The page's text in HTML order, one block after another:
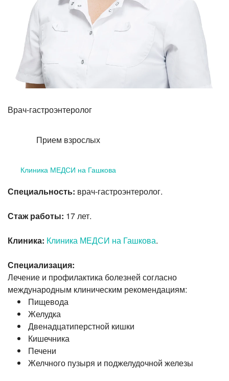
Лазерная коррекция зрения
Врач-гастроэнтеролог
Прием взрослых
Клиника МЕДСИ на Гашкова
Специальность: врач-гастроэнтеролог.
Стаж работы: 17 лет.
Клиника: Клиника МЕДСИ на Гашкова.
Специализация:
Лечение и профилактика болезней согласно
международным клиническим рекомендациям:
Пищевода
Желудка
Двенадцатиперстной кишки
Кишечника
Печени
Желчного пузыря и поджелудочной железы